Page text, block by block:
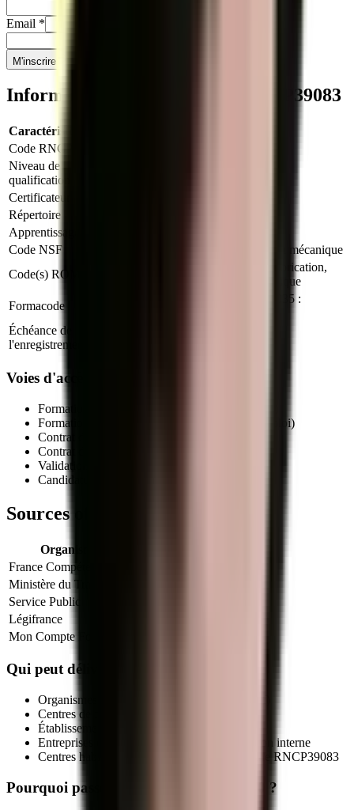
Email *
M'inscrire
Informations clés sur le titre RNCP39083
Caractéristique
Code RNCP
Niveau de
qualification
Certificateur
Répertoire
Apprentissage
Code NSF
251r : Contrôle essais, maintenance en mécanique
Code(s) ROME
H2901 : Ajustement et montage de fabrication,
H2909 : Montage-assemblage mécanique
Formacode
23662 : Construction mécanique, 23035 :
Échéance de
l'enregistrement
Voies d'accès au titre professionnel
Formation initiale (en centre de formation agréé)
Formation continue (salariés, demandeurs d'emploi)
Contrat d'apprentissage
Contrat de professionnalisation
Validation des Acquis de l'Expérience (VAE)
Candidature libre auprès d'un centre habilité
Sources officielles et références
Organisme
France Compétences
Ministère du Travail
Service Public
Légifrance
Mon Compte Formation
Qui peut délivrer le titre
Organismes de formation déclarés (NDA actif)
Centres de formation d'apprentis (CFA)
Établissements publics de formation
Entreprises qualifiées via leur service formation interne
Centres habilités par le certificateur sur la fiche RNCP39083
Pourquoi passer par MEG Business 360 ?